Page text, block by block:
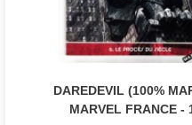
DAREDEVIL (100%
MARVEL FRANCE -